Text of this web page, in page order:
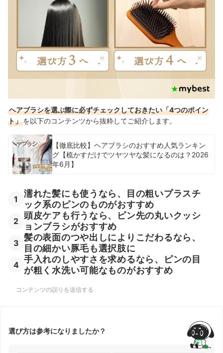
ヘアブラシを選ぶ際に必ずチェックしておきたい「4つのポイン
ト」を以下のコンテンツから抜粋してご紹介します。
【徹底比較】ヘアブラシのおすすめ人気ランキン
グ【梳かすだけでツヤツヤな髪になるのは？2026
年6月】
1
濡れた髪にも使うなら、目の粗いプラスチ
ック系のピンのものがおすすめ
2
頭皮ケアも行うなら、ピン先の丸いクッシ
ョンブラシがおすすめ
3
髪の表面のつや出しによりこだわるなら、
目の細かい豚毛も選択肢に
4
手入れのしやすさを求めるなら、ピンの目
が粗く水洗い可能なものがおすすめ
コンテンツの誤りを送信する
選び方は参考になりましたか？